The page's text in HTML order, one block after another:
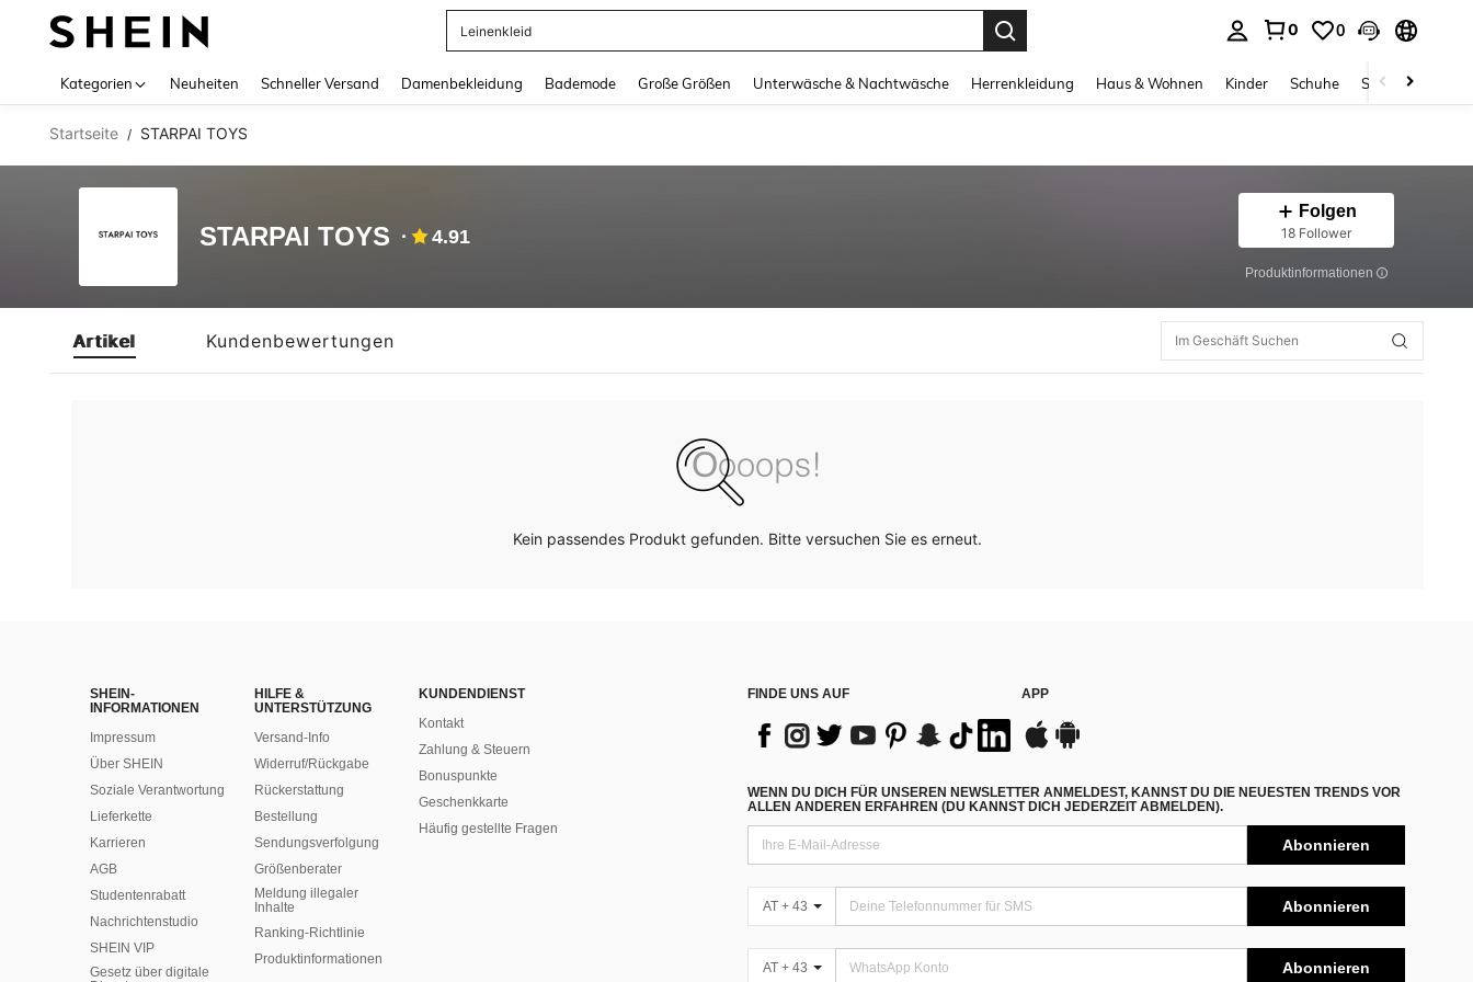
Leinenkleid
0 0
Kategorien Neuheiten Schneller Versand Damenbekleidung Bademode Große Größen Unterwäsche & Nachtwäsche Herrenkleidung Haus & Wohnen Kinder Schuhe Schmuck &
Startseite / STARPAI TOYS
STARPAI TOYS 4.91
Folgen
18 Follower
Produktinformationen
Artikel Kundenbewertungen
Kein passendes Produkt gefunden. Bitte versuchen Sie es erneut.
SHEIN-
INFORMATIONEN
Impressum
Über SHEIN
Soziale Verantwortung
Lieferkette
Karrieren
AGB
Studentenrabatt
Nachrichtenstudio
SHEIN VIP
Gesetz über digitale
HILFE &
UNTERSTÜTZUNG
Versand-Info
Widerruf/Rückgabe
Rückerstattung
Bestellung
Sendungsverfolgung
Größenberater
Meldung illegaler
Inhalte
Ranking-Richtlinie
​Produktinformationen
KUNDENDIENST
Kontakt
Zahlung & Steuern
Bonuspunkte
Geschenkkarte
Häufig gestellte Fragen
FINDE UNS AUF APP
WENN DU DICH FÜR UNSEREN NEWSLETTER ANMELDEST, KANNST DU DIE NEUESTEN TRENDS VOR
ALLEN ANDEREN ERFAHREN (DU KANNST DICH JEDERZEIT ABMELDEN).
Abonnieren
AT + 43 Abonnieren
AT + 43 Abonnieren